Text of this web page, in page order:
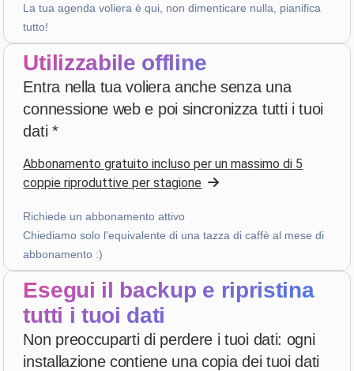
starstarstarstar star v4.3.21
4 settimane fa
bruno peri
“ancora qualche piccola integrazione ma andiamo
già molto bene”
Hans van de wetering
starstarstar star star_border v4.3.21
“Te veel kans op foutieve ingave van data. Wordt te
complex door uitbreiding mogelijkheden.”
mese scorso
La tua agenda voliera è qui, non dimenticare nulla, pianifica
tutto!
Utilizzabile offline
Entra nella tua voliera anche senza una
connessione web e poi sincronizza tutti i tuoi
dati *
Abbonamento gratuito incluso per un massimo di 5
coppie riproduttive per stagione
Richiede un abbonamento attivo
Chiediamo solo l'equivalente di una tazza di caffè al mese di
abbonamento :)
Esegui il backup e ripristina
tutti i tuoi dati
Non preoccuparti di perdere i tuoi dati: ogni
installazione contiene una copia dei tuoi dati